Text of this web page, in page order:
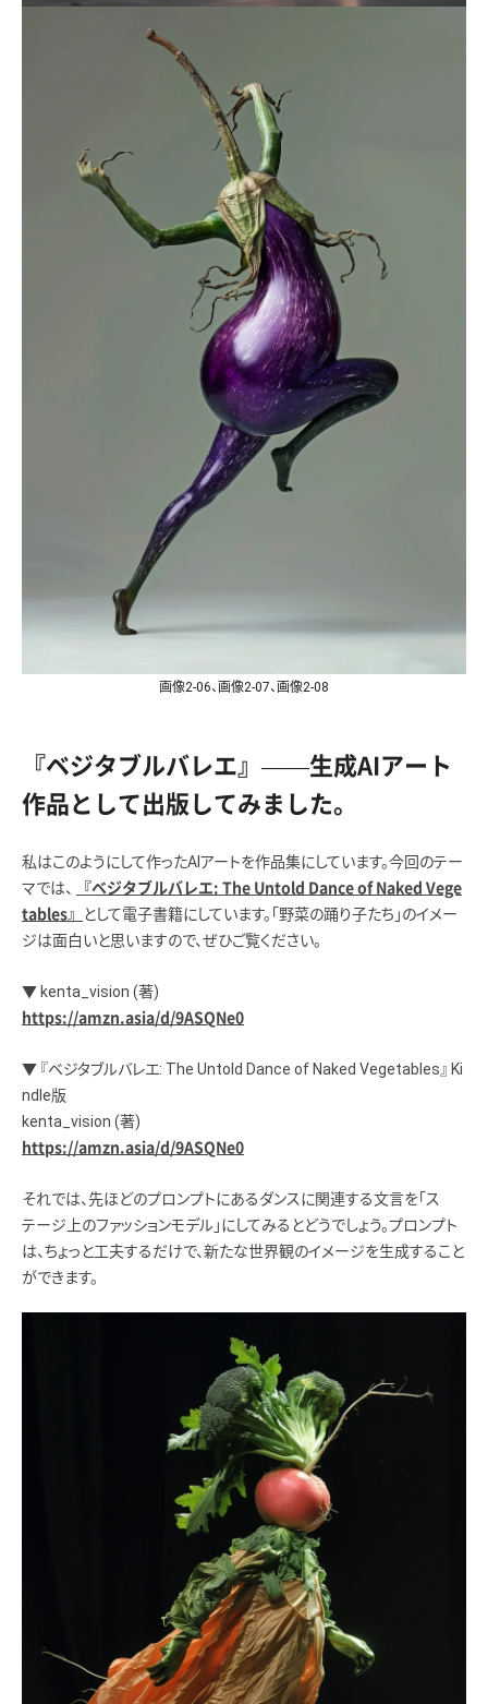
画像2-06、画像2-07、画像2-08
『ベジタブルバレエ』——生成AIアート
作品として出版してみました。
私はこのようにして作ったAIアートを作品集にしています。今回のテー
マでは、
『ベジタブルバレエ: The Untold Dance of Naked Vege
tables』
として電子書籍にしています。「野菜の踊り子たち」のイメー
ジは面白いと思いますので、ぜひご覧ください。
▼ kenta_vision (著)
https://amzn.asia/d/9ASQNe0
▼ 『ベジタブルバレエ: The Untold Dance of Naked Vegetables』 Ki
ndle版
kenta_vision (著)
https://amzn.asia/d/9ASQNe0
それでは、先ほどのプロンプトにあるダンスに関連する文言を「ス
テージ上のファッションモデル」にしてみるとどうでしょう。プロンプト
は、ちょっと工夫するだけで、新たな世界観のイメージを生成すること
ができます。